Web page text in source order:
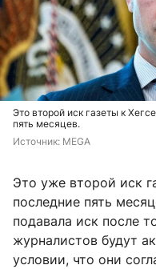
Это второй иск газеты к
пять месяцев.
Источник: MEGA
Это уже второй иск
последние пять
подавала иск после
журналистов будут
условии, что они